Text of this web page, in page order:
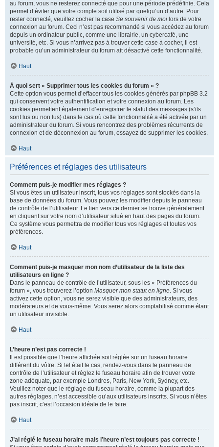
au forum, vous ne resterez connecté que pour une période prédéfinie. Cela
permet d’éviter que votre compte soit utilisé par quelqu’un d’autre. Pour
rester connecté, veuillez cocher la case Se souvenir de moi lors de votre
connexion au forum. Ceci n’est pas recommandé si vous accédez au forum
depuis un ordinateur public, comme une librairie, un cybercafé, une
université, etc. Si vous n’arrivez pas à trouver cette case à cocher, il est
probable qu’un administrateur du forum ait désactivé cette fonctionnalité.
Haut
À quoi sert « Supprimer tous les cookies du forum » ?
Cette option vous permet d’effacer tous les cookies générés par phpBB 3.2
qui conservent votre authentification et votre connexion au forum. Les
cookies permettent également d’enregistrer le statut des messages (s’ils
sont lus ou non lus) dans le cas où cette fonctionnalité a été activée par un
administrateur du forum. Si vous rencontrez des problèmes récurrents de
connexion et de déconnexion au forum, essayez de supprimer les cookies.
Haut
Préférences et réglages des utilisateurs
Comment puis-je modifier mes réglages ?
Si vous êtes un utilisateur inscrit, tous vos réglages sont stockés dans la
base de données du forum. Vous pouvez les modifier depuis le panneau
de contrôle de l’utilisateur. Le lien vers ce dernier se trouve généralement
en cliquant sur votre nom d’utilisateur situé en haut des pages du forum.
Ce système vous permettra de modifier tous vos réglages et toutes vos
préférences.
Haut
Comment puis-je masquer mon nom d’utilisateur de la liste des
utilisateurs en ligne ?
Dans le panneau de contrôle de l’utilisateur, sous les « Préférences du
forum », vous trouverez l’option Masquer mon statut en ligne. Si vous
activez cette option, vous ne serez visible que des administrateurs, des
modérateurs et de vous-même. Vous serez alors comptabilisé comme étant
un utilisateur invisible.
Haut
L’heure n’est pas correcte !
Il est possible que l’heure affichée soit réglée sur un fuseau horaire
différent du vôtre. Si tel était le cas, rendez-vous dans le panneau de
contrôle de l’utilisateur et réglez le fuseau horaire afin de trouver votre
zone adéquate, par exemple Londres, Paris, New York, Sydney, etc.
Veuillez noter que le réglage du fuseau horaire, comme la plupart des
autres réglages, n’est accessible qu’aux utilisateurs inscrits. Si vous n’êtes
pas inscrit, c’est l’occasion idéale de le faire.
Haut
J’ai réglé le fuseau horaire mais l’heure n’est toujours pas correcte !